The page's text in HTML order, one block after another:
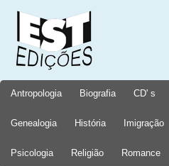
Antropologia Biografia CD' s
Genealogia História Imigração
Psicologia Religião Romance